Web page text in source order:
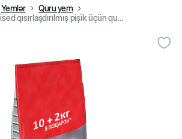
Yemlər
Quru yem
Purina Pro Plan Sterilised qısırlaşdırılmış pişik üçün quru yem, hind quşu ilə, (10+2 kq)